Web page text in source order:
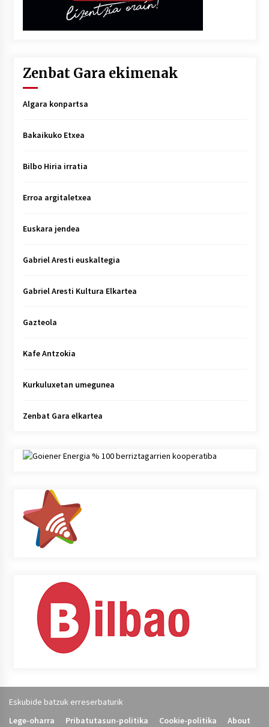
Zenbat Gara ekimenak
Algara konpartsa
Bakaikuko Etxea
Bilbo Hiria irratia
Erroa argitaletxea
Euskara jendea
Gabriel Aresti euskaltegia
Gabriel Aresti Kultura Elkartea
Gazteola
Kafe Antzokia
Kurkuluxetan umegunea
Zenbat Gara elkartea
Eskubide batzuk erreserbaturik
Lege-oharra
Pribatutasun-politika Cookie-politika About